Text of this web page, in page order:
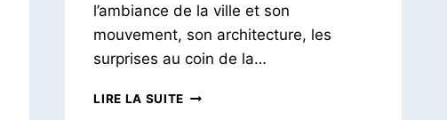
l’ambiance de la ville et son
mouvement, son architecture, les
surprises au coin de la…
LIRE LA SUITE UN